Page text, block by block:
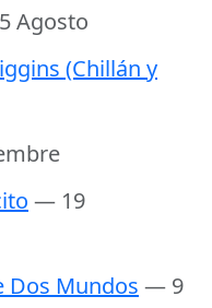
Agosto
(Chillán y
— 19
Dos Mundos — 9